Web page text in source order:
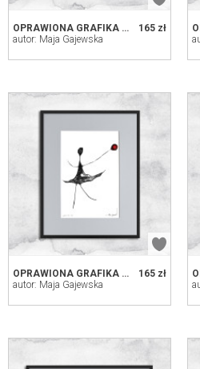
165 zł
OPRAWIONA GRAFIKA - GUMA BALONOWA (119)
autor: Maja Gajewska
165 zł
OPRAWIONA GRAFIKA - CZERWONY BALONIK (85)
autor: Maja Gajewska